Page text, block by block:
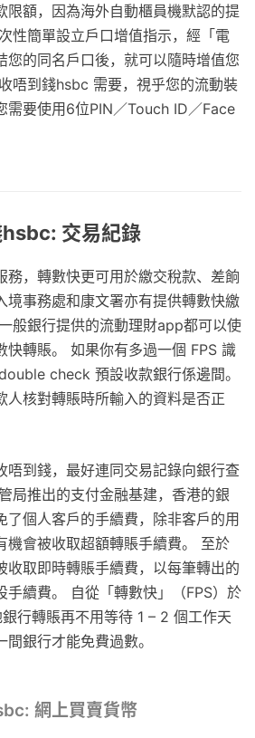
限額，因為海外自動櫃員機默認的提
性簡單設立戶口增值指示，經「電
您的同名戶口後，就可以隨時增值您
唔到錢hsbc 需要，視乎您的流動裝
需要使用6位PIN／Touch ID／Face
交易紀錄
務，轉數快更可用於繳交稅款、差餉
境事務處和康文署亦有提供轉數快繳
般銀行提供的流動理財app都可以使
快轉賬。 如果你有多過一個 FPS 識
check 預設收款銀行係邊間。
人核對轉賬時所輸入的資料是否正
唔到錢，最好連同交易記錄向銀行查
局推出的支付金融基建，香港的銀
了個人客戶的手續費，除非客戶的用
機會被收取超額轉賬手續費。 至於
收取即時轉賬手續費，以每筆轉出的
手續費。 自從「轉數快」（FPS）於
行轉賬再不用等待 1 – 2 個工作天
銀行才能免費過數。
網上買賣貨幣